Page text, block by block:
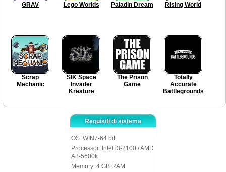
GRAV Lego Worlds Paladin Dream Rising World
Scrap
Mechanic
SIK Space
Invader
Kreature
The Prison
Game
Totally
Accurate
Battlegrounds
Requisiti di sistema
OS: WIN7-64 bit
Processor: Intel i3-2100 / AMD
A8-5600k
Memory: 4 GB RAM